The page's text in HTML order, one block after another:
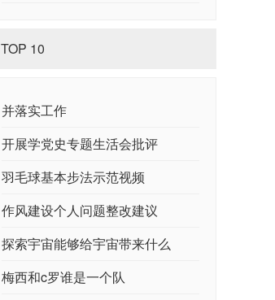
TOP 10
并落实工作
开展学党史专题生活会批评
羽毛球基本步法示范视频
作风建设个人问题整改建议
探索宇宙能够给宇宙带来什么
梅西和c罗谁是一个队